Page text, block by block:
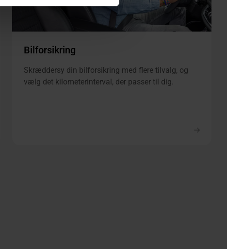
Bilforsikring
Skræddersy din bilforsikring med flere tilvalg, og
vælg det kilometerinterval, der passer til dig.